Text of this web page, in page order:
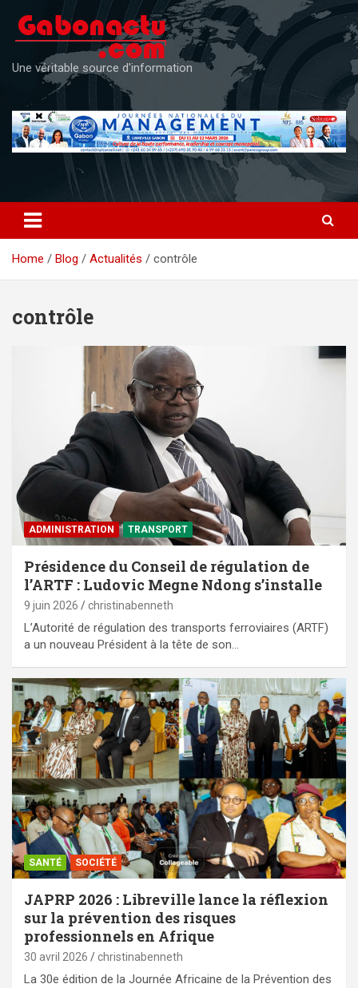
content
Une véritable source d'information
Home Blog Actualités contrôle
contrôle
ADMINISTRATION TRANSPORT
Présidence du Conseil de régulation de
l’ARTF : Ludovic Megne Ndong s’installe
9 juin 2026 christinabenneth
L’Autorité de régulation des transports ferroviaires (ARTF)
a un nouveau Président à la tête de son…
SANTÉ SOCIÉTÉ
JAPRP 2026 : Libreville lance la réflexion
sur la prévention des risques
professionnels en Afrique
30 avril 2026 christinabenneth
La 30e édition de la Journée Africaine de la Prévention des